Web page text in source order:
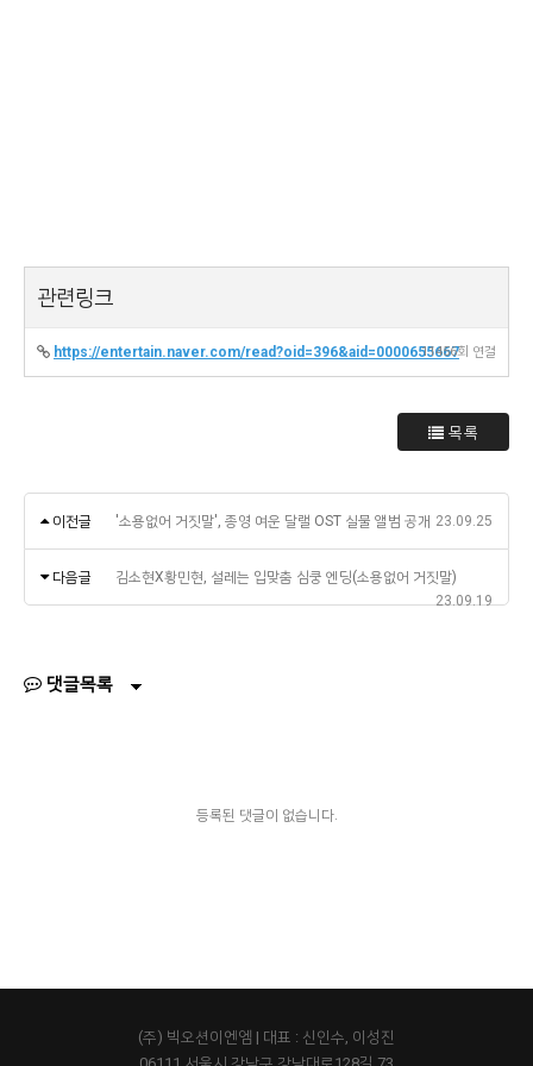
관련링크
https://entertain.naver.com/read?oid=396&aid=000065566711456회 연결
목록
이전글 '소용없어 거짓말', 종영 여운 달랠 OST 실물 앨범 공개 23.09.25
다음글
김소현X황민현, 설레는 입맞춤 심쿵 엔딩(소용없어 거짓말)
23.09.19
댓글목록
등록된 댓글이 없습니다.
(주) 빅오션이엔엠 | 대표 : 신인수, 이성진